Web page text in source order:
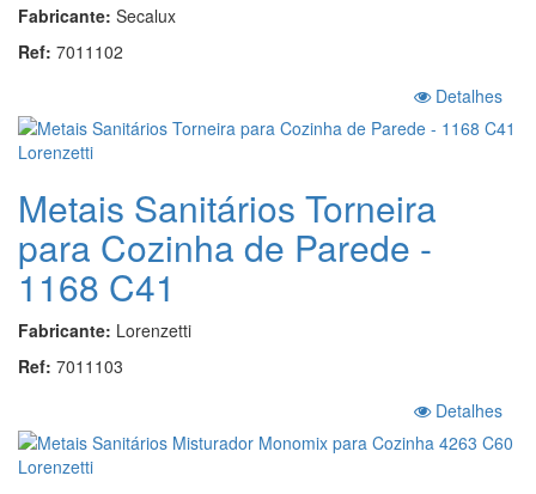
Fabricante: Secalux
Ref: 7011102
Detalhes
Metais Sanitários Torneira
para Cozinha de Parede -
1168 C41
Fabricante: Lorenzetti
Ref: 7011103
Detalhes